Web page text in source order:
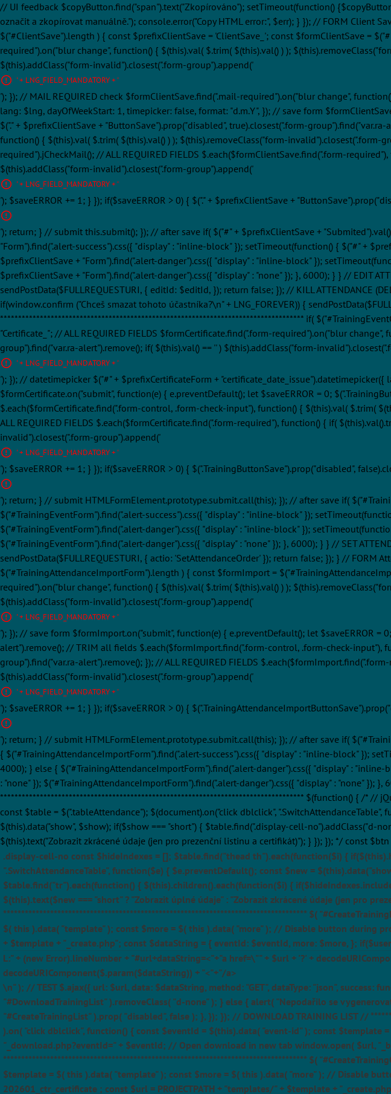
// UI feedback $copyButton.find("span").text("Zkopírováno"); setTimeout(function()
označit a zkopírovat manuálně."); console.error("Copy HTML error:", $err); } }); // FORM Client
$("#ClientSave").length ) { const $prefixClientSave = 'ClientSave_'; const $formClientSave =
required").on("blur change", function() { $(this).val( $.trim( $(this).val() ) );
$(this).addClass("form-invalid").closest(".form-group").append('
' + LNG_FIELD_MANDATORY + '
'); }); // MAIL REQUIRED check $formClientSave.find(".mail-required").on("blur change",
lang: $lng, dayOfWeekStart: 1, timepicker: false, format: "d.m.Y", }); // save form
$("." + $prefixClientSave + "ButtonSave").prop("disabled", true).closest(".form-
function() { $(this).val( $.trim( $(this).val() ) ); $(this).removeClass("form-invalid").closest(".form-
required").jCheckMail(); // ALL REQUIRED FIELDS $.each($formClientSave.find(".form-
$(this).addClass("form-invalid").closest(".form-group").append('
' + LNG_FIELD_MANDATORY + '
'); $saveERROR += 1; } }); if($saveERROR > 0) { $("." + $prefixClientSave +
'); return; } // submit this.submit(); }); // after save if( $("#" + $prefixClientSave +
"Form").find(".alert-success").css({ "display" : "inline-block" }); setTimeout(function() { $("#" +
$prefixClientSave + "Form").find(".alert-danger").css({ "display" : "inline-block" });
$prefixClientSave + "Form").find(".alert-danger").css({ "display" : "none" }); }, 6000); } } // EDIT
sendPostData($FULLREQUESTURI, { editId: $editId, }); return false; }); // KILL ATTENDANCE
if(window.confirm ("Chceš smazat tohoto účastníka?\n" + LNG_FOREVER)) {
************************************************************************************ if(
"Certificate_"; // ALL REQUIRED FIELDS $formCertificate.find(".form-required").on("blur
group").find("var.ra-alert").remove(); if( $(this).val() == '' ) $(this).addClass("form-
' + LNG_FIELD_MANDATORY + '
'); }); // datetimepicker $("#" + $prefixCertificateForm +
$formCertificate.on("submit", function(e) { e.preventDefault(); let $saveERROR = 0;
$.each($formCertificate.find(".form-control, .form-check-input"), function() { $(this).val( $.trim(
ALL REQUIRED FIELDS $.each($formCertificate.find(".form-required"), function() { if(
invalid").closest(".form-group").append('
' + LNG_FIELD_MANDATORY + '
'); $saveERROR += 1; } }); if($saveERROR > 0) { $(".TrainingButtonSave").prop("disabled",
'); return; } // submit HTMLFormElement.prototype.submit.call(this); }); // after save if(
$("#TrainingEventForm").find(".alert-success").css({ "display" : "inline-block" });
$("#TrainingEventForm").find(".alert-danger").css({ "display" : "inline-block" });
$("#TrainingEventForm").find(".alert-danger").css({ "display" : "none" }); }, 6000); } } // SET
sendPostData($FULLREQUESTURI, { actio: 'SetAttendanceOrder' }); return false; }); } //
$("#TrainingAttendanceImportForm").length ) { const $formImport =
required").on("blur change", function() { $(this).val( $.trim( $(this).val() ) );
$(this).addClass("form-invalid").closest(".form-group").append('
' + LNG_FIELD_MANDATORY + '
'); }); // save form $formImport.on("submit", function(e) { e.preventDefault(); let $saveERROR =
alert").remove(); // TRIM all fields $.each($formImport.find(".form-control, .form-check-input"),
group").find("var.ra-alert").remove(); }); // ALL REQUIRED FIELDS
$(this).addClass("form-invalid").closest(".form-group").append('
' + LNG_FIELD_MANDATORY + '
'); $saveERROR += 1; } }); if($saveERROR > 0) {
'); return; } // submit HTMLFormElement.prototype.submit.call(this); }); // after save if(
{ $("#TrainingAttendanceImportForm").find(".alert-success").css({ "display" : "inline-block" });
4000); } else { $("#TrainingAttendanceImportForm").find(".alert-danger").css({ "display" :
: "none" }); $("#TrainingAttendanceImportForm").find(".alert-danger").css({ "display" : "none" });
************************************************************************************ $(function() { /* //
const $table = $(".tableAttendance"); $(document).on("click dblclick",
$(this).data("show", $show); if($show === "short") { $table.find(".display-cell-
$(this).text("Zobrazit zkrácené údaje (jen pro prezenční listinu a certifikát)"); } }); }); */ const
.display-cell-no const $hideIndexes = []; $table.find("thead th").each(function($i) {
".SwitchAttendanceTable", function($e) { $e.preventDefault(); const $new =
$table.find("tr").each(function() { $(this).children().each(function($i) {
$(this).text($new === "short" ? "Zobrazit úplné údaje" : "Zobrazit zkrácené údaje (jen pro
************************************************************************************ $(
$( this ).data( "template" ); const $more = $( this ).data( "more" ); // Disable button during
+ $template + "_create.php"; const $dataString = { eventId: $eventId, more: $more, };
L:" + (new Error).lineNumber + "#url+dataString=<"+"a href=\"" + $url + '?' +
decodeURIComponent($.param($dataString)) + "<"+"/a>
\n" ); // TEST $.ajax({ url: $url, data: $dataString, method: "GET", dataType: "json",
"#DownloadTrainingList" ).removeClass( "d-none" ); } else { alert( "Nepodařilo se
"#CreateTrainingList" ).prop( "disabled", false ); }, }); }); // DOWNLOAD TRAINING LIST //
).on( "click dblclick", function() { const $eventId = $(this).data( "event-id" ); const $template
"_download.php?eventId=" + $eventId; // Open download in new tab window.open( $url,
************************************************************************************ $(
$template = $( this ).data( "template" ); const $more = $( this ).data( "more" ); // Disable
202601_ctr_certificate ; const $url = PROJECTPATH + "templates/" + $template +